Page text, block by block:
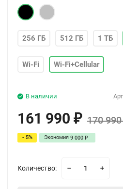
256 ГБ 512 ГБ 1 ТБ
Wi-Fi Wi-Fi+Cellular
В наличии
161 990 ₽ 170
- 5% Экономия 9 000 ₽
Количество: